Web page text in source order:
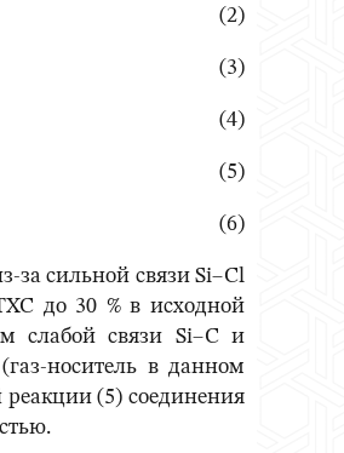
(2)
(3)
(4)
(5)
(6)
за сильной связи Si–Cl
до 30 % в исходной
слабой связи Si–C и
носитель в данном
реакции (5) соединения